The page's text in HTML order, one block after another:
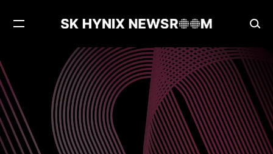
검
창
열
기
메
TECH&AI 미·중 무역전쟁의 시작, 韓 반도체 기업에 미칠 영향은?